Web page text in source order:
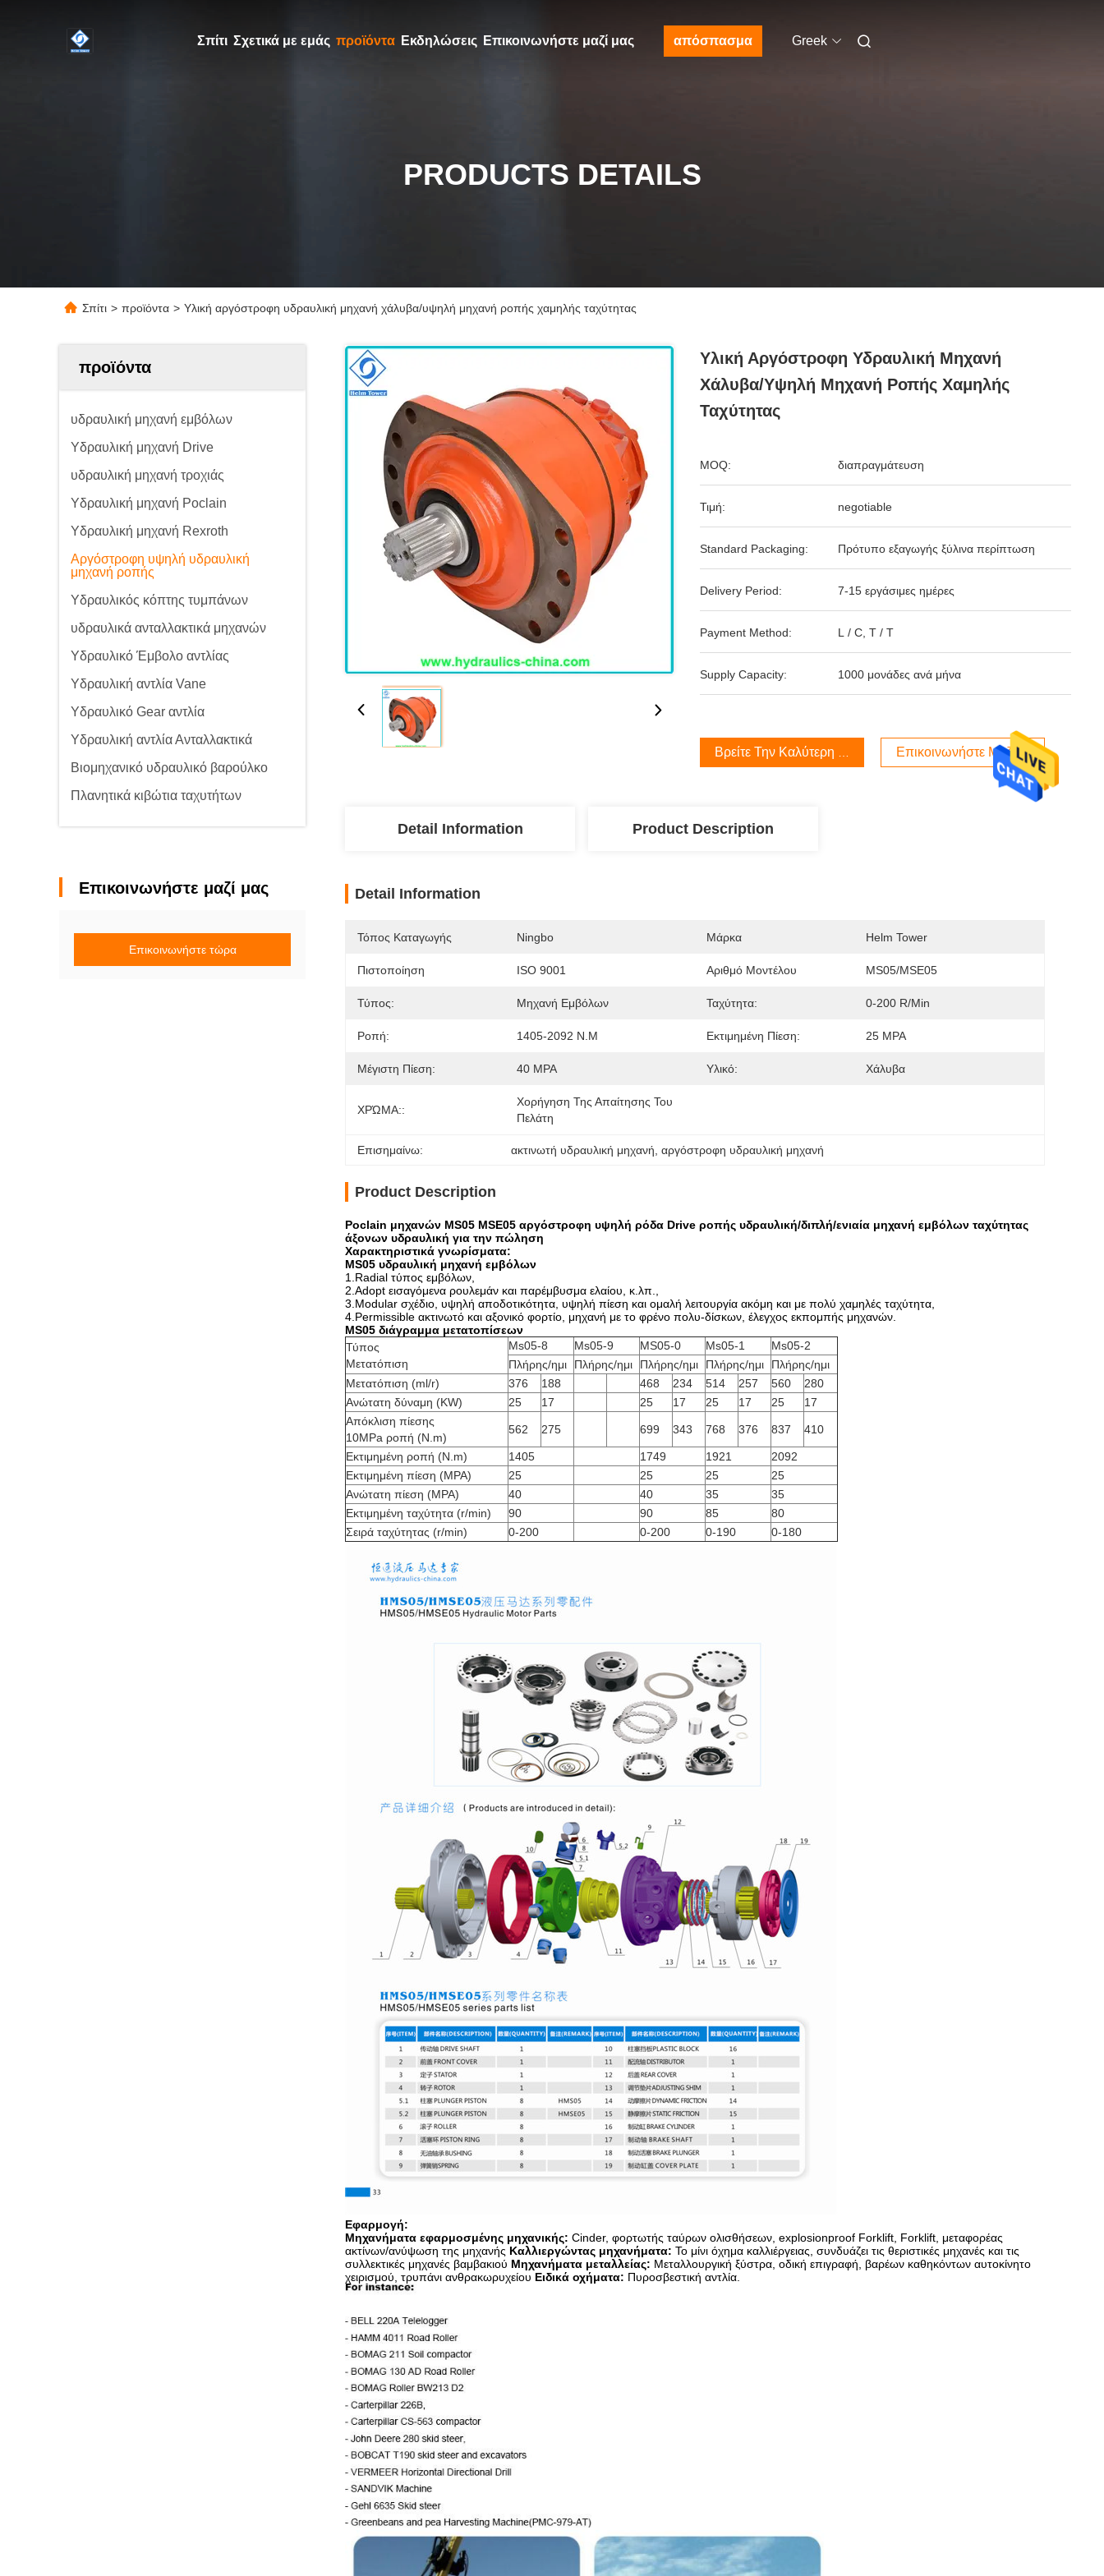
Σπίτι Σχετικά με εμάς προϊόντα Εκδηλώσεις Επικοινωνήστε μαζί μας απόσπασμα Greek
PRODUCTS DETAILS
Σπίτι > προϊόντα > Υλική αργόστροφη υδραυλική μηχανή χάλυβα/υψηλή μηχανή ροπής χαμηλής ταχύτητας
προϊόντα
υδραυλική μηχανή εμβόλων
Υδραυλική μηχανή Drive
υδραυλική μηχανή τροχιάς
Υδραυλική μηχανή Poclain
Υδραυλική μηχανή Rexroth
Αργόστροφη υψηλή υδραυλική
μηχανή ροπής
Υδραυλικός κόπτης τυμπάνων
υδραυλικά ανταλλακτικά μηχανών
Υδραυλικό Έμβολο αντλίας
Υδραυλική αντλία Vane
Υδραυλικό Gear αντλία
Υδραυλική αντλία Ανταλλακτικά
Βιομηχανικό υδραυλικό βαρούλκο
Πλανητικά κιβώτια ταχυτήτων
Επικοινωνήστε μαζί μας
Επικοινωνήστε τώρα
Υλική Αργόστροφη Υδραυλική Μηχανή
Χάλυβα/υψηλή Μηχανή Ροπής Χαμηλής
Ταχύτητας
MOQ: διαπραγμάτευση
Τιμή: negotiable
Standard Packaging: Πρότυπο εξαγωγής ξύλινα περίπτωση
Delivery Period: 7-15 εργάσιμες ημέρες
Payment Method: L / C, T / T
Supply Capacity: 1000 μονάδες ανά μήνα
Βρείτε Την Καλύτερη Τιμή Επικοινωνήστε Μαζί Μας
Detail Information Product Description
Detail Information
Τόπος Καταγωγής Ningbo Μάρκα Helm Tower
Πιστοποίηση ISO 9001 Αριθμό Μοντέλου MS05/MSE05
Τύπος: Μηχανή Εμβόλων Ταχύτητα: 0-200 R/min
Ροπή: 1405-2092 N.m Εκτιμημένη Πίεση: 25 MPA
Μέγιστη Πίεση: 40 MPA Υλικό: Χάλυβα
ΧΡΏΜΑ::
Χορήγηση Της Απαίτησης Του
Πελάτη
Επισημαίνω: ακτινωτή υδραυλική μηχανή , αργόστροφη υδραυλική μηχανή
Product Description
Poclain μηχανών MS05 MSE05 αργόστροφη υψηλή ρόδα Drive ροπής υδραυλική/διπλή/ενιαία μηχανή εμβόλων ταχύτητας
άξονων υδραυλική για την πώληση
Χαρακτηριστικά γνωρίσματα:
MS05 υδραυλική μηχανή εμβόλων
1.Radial τύπος εμβόλων,
2.Adopt εισαγόμενα ρουλεμάν και παρέμβυσμα ελαίου, κ.λπ.,
3.Modular σχέδιο, υψηλή αποδοτικότητα, υψηλή πίεση και ομαλή λειτουργία ακόμη και με πολύ χαμηλές ταχύτητα,
4.Permissible ακτινωτό και αξονικό φορτίο, μηχανή με το φρένο πολυ-δίσκων, έλεγχος εκπομπής μηχανών.
MS05 διάγραμμα μετατοπίσεων
Τύπος
Μετατόπιση
Ms05-8 Ms05-9 MS05-0 Ms05-1
Ms05-2
Πλήρης/ημι
Πλήρης/ημι Πλήρης/ημι Πλήρης/ημι
Πλήρης/ημι
Μετατόπιση (ml/r)
376 188 468 234 514 257 560
280
Ανώτατη δύναμη (KW)
25 17 25 17 25 17 25
17
Απόκλιση πίεσης
10MPa ροπή (N.m)
562 275 699 343 768 376 837 410
Εκτιμημένη ροπή (N.m) 1405 1749 1921
2092
Εκτιμημένη πίεση (MPA)
25 25 25
25
Ανώτατη πίεση (MPA)
40 40 35
35
Εκτιμημένη ταχύτητα (r/min)
90 90 85
80
Σειρά ταχύτητας (r/min)
0-200 0-200 0-190 0-180
Εφαρμογή:
Μηχανήματα εφαρμοσμένης μηχανικής: Cinder, φορτωτής ταύρων ολισθήσεων, explosionproof Forklift, Forklift, μεταφορέας
ακτίνων/ανύψωση της μηχανής Καλλιεργώντας μηχανήματα: Το μίνι όχημα καλλιέργειας, συνδυάζει τις θεριστικές μηχανές και τις
συλλεκτικές μηχανές βαμβακιού Μηχανήματα μεταλλείας: Μεταλλουργική ξύστρα, οδική επιγραφή, βαρέων καθηκόντων αυτοκίνητο
χειρισμού, τρυπάνι ανθρακωρυχείου Ειδικά οχήματα: Πυροσβεστική αντλία.